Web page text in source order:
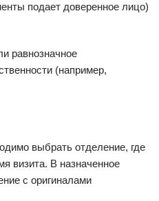
подает доверенное лицо)
равнозначное
(например,
выбрать отделение, где
визита. В назначенное
с оригиналами